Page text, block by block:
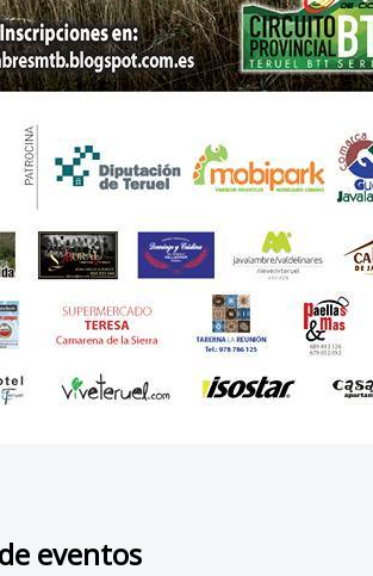
eventos